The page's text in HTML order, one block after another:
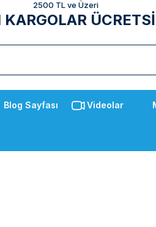
2500 TL ve Üzeri
Blog Sayfası Videolar